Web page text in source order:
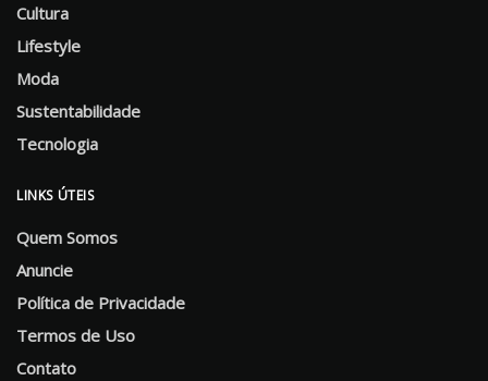
Cultura
Lifestyle
Moda
Sustentabilidade
Tecnologia
LINKS ÚTEIS
Quem Somos
Anuncie
Política de Privacidade
Termos de Uso
Contato